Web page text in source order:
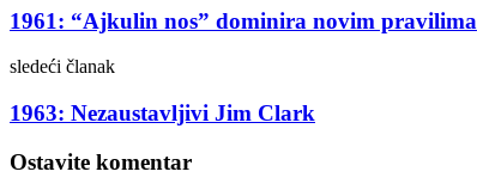
1961: “Ajkulin nos” dominira novim pravilima
sledeći članak
1963: Nezaustavljivi Jim Clark
Ostavite komentar